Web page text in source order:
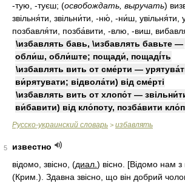
-тую, -туєш; (освобождать, выручать)
звільня́ти, звільни́ти, -ню́, -ни́ш, увільня́ти,
позбавля́ти, позба́вити, -влю, -виш,
\избавлять бавь, \избавлять бавьте —
обли́ш, обли́ште; пощади́, пощаді́ть
\избавлять вить от сме́рти —
ви́рятувати; відвола́ти) від сме́рті
\избавлять вить от хлопо́т —
ви́бавити) від кло́поту, позба́вити
Русско-украинский словарь > избавлять
5
известно
відомо, звісно, (диал. ) вісно. [Відомо нам
(Крим.). Здавна звісно, що він добрий